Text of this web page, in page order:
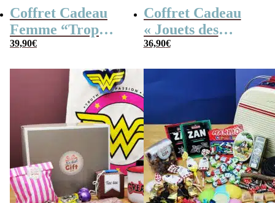
Coffret Cadeau
Femme “Trop
Mignon”
39,90€
Coffret Cadeau
« Jouets des
années 80 » –
36,90€